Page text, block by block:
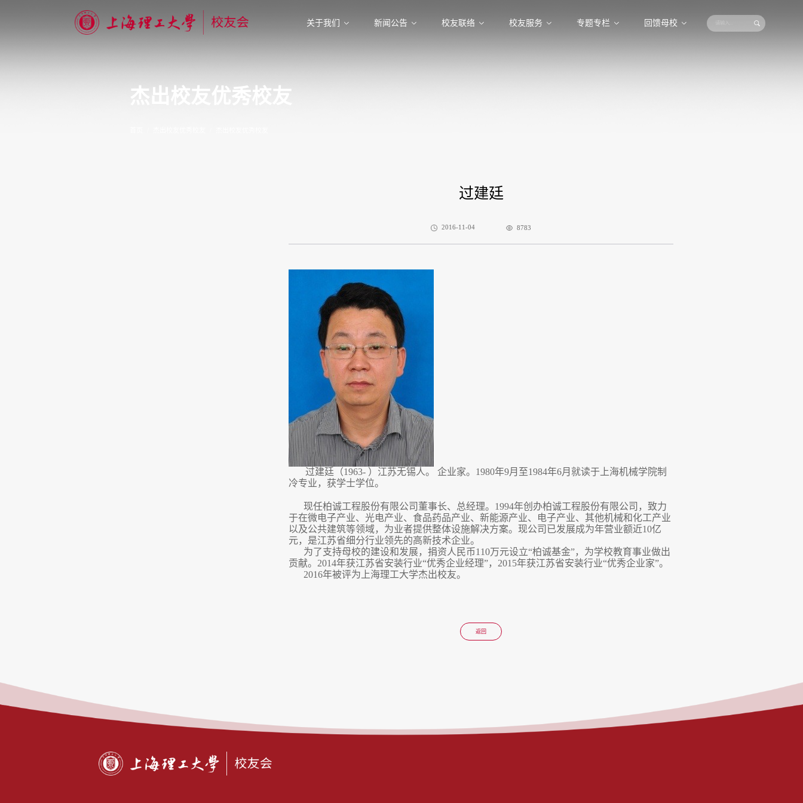
关于我们 新闻公告 校友联络 校友服务 专题专栏 回馈母校
杰出校友优秀校友
过建廷
2016-11-04 8783
过建廷 （1963- ） 江苏无锡人。企业家。1980年9月至1984年6月就读于上海机械学院制
冷专业，获学士学位。
现任柏诚工程股份有限公司董事长、总经理。1994年创办柏诚工程股份有限公司，致力
于在微电子产业、光电产业、食品药品产业、新能源产业、电子产业、其他机械和化工产业
以及公共建筑等领域，为业者提供整体设施解决方案。现公司已发展成为年营业额近10亿
元，是江苏省细分行业领先的高新技术企业。
为了支持母校的建设和发展，捐资人民币110万元设立“柏诚基金”，为学校教育事业做出
贡献。2014年获江苏省安装行业“优秀企业经理”，2015年获江苏省安装行业“优秀企业家”。
2016年被评为上海理工大学杰出校友。
返回